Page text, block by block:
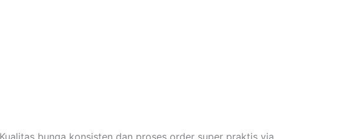
bunga konsisten dan proses order super praktis via